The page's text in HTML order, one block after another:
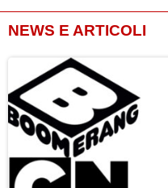
NEWS E ARTICOLI